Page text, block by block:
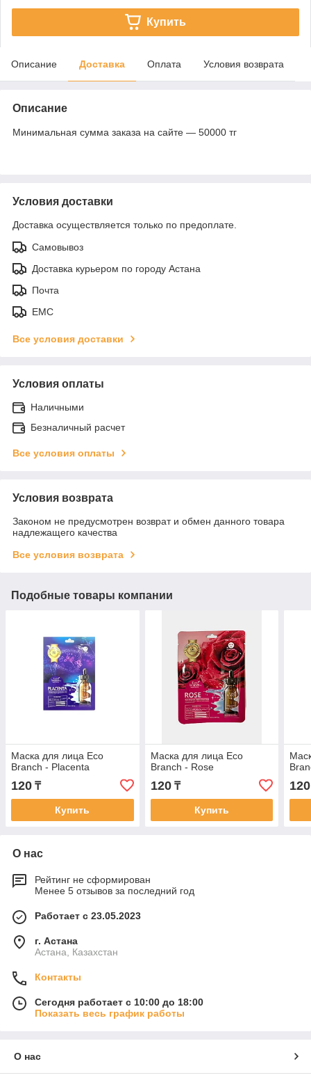
Купить
Описание Доставка Оплата Условия возврата
Описание
Минимальная сумма заказа на сайте — 50000 тг
Условия доставки
Доставка осуществляется только по предоплате.
Самовывоз
Доставка курьером по городу Астана
Почта
ЕМС
Все условия доставки
Условия оплаты
Наличными
Безналичный расчет
Все условия оплаты
Условия возврата
Законом не предусмотрен возврат и обмен данного товара
надлежащего качества
Все условия возврата
Подобные товары компании
Маска для лица Eco
Branch - Placenta
120 ₸
Купить
Маска для лица Eco
Branch - Rose
120₸
Купить
120
О нас
Рейтинг не сформирован
Менее 5 отзывов за последний год
Работает с 23.05.2023
г. Астана
Астана, Казахстан
Контакты
Сегодня работает с 10:00 до 18:00
Показать весь график работы
О нас